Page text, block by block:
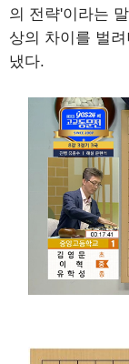
의 전략'이라는
상의 차이를 벌
냈다.